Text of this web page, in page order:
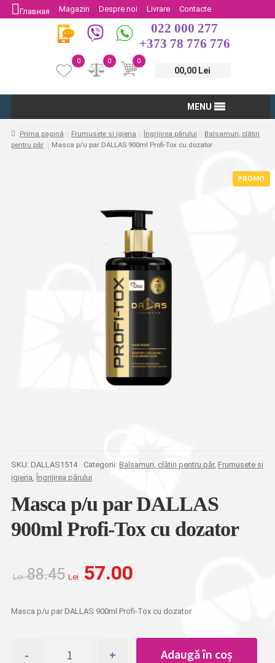
Главная Magazin Despre noi Livrare
Contacte
Protectia Consumatorului
Întoarcere
022 000 277
+373 78 776 776
0
00,00 Lei
0
0
MENU
Prima pagină Frumusete si igiena Îngrijirea părului
Balsamuri, clătiri
pentru păr
Masca p/u par DALLAS 900ml Profi-Tox cu dozator
PROMO
SKU: DALLAS1514 Categorii:Balsamuri, clătiri pentru păr, Frumusete si
igiena, Îngrijirea părului
Masca p/u par DALLAS
900ml Profi-Tox cu dozator
Lei88.45 inițial
Lei 88.45.
Lei 57.00
Masca p/u par DALLAS 900ml Profi-Tox cu dozator
Masca
Adaugă în coș